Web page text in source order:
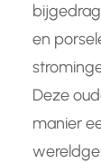
en
Deze
manier